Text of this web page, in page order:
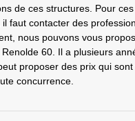
de ces structures. Pour
faut contacter des
nous pouvons vous
60. Il a plusieurs
proposer des prix qui
concurrence.